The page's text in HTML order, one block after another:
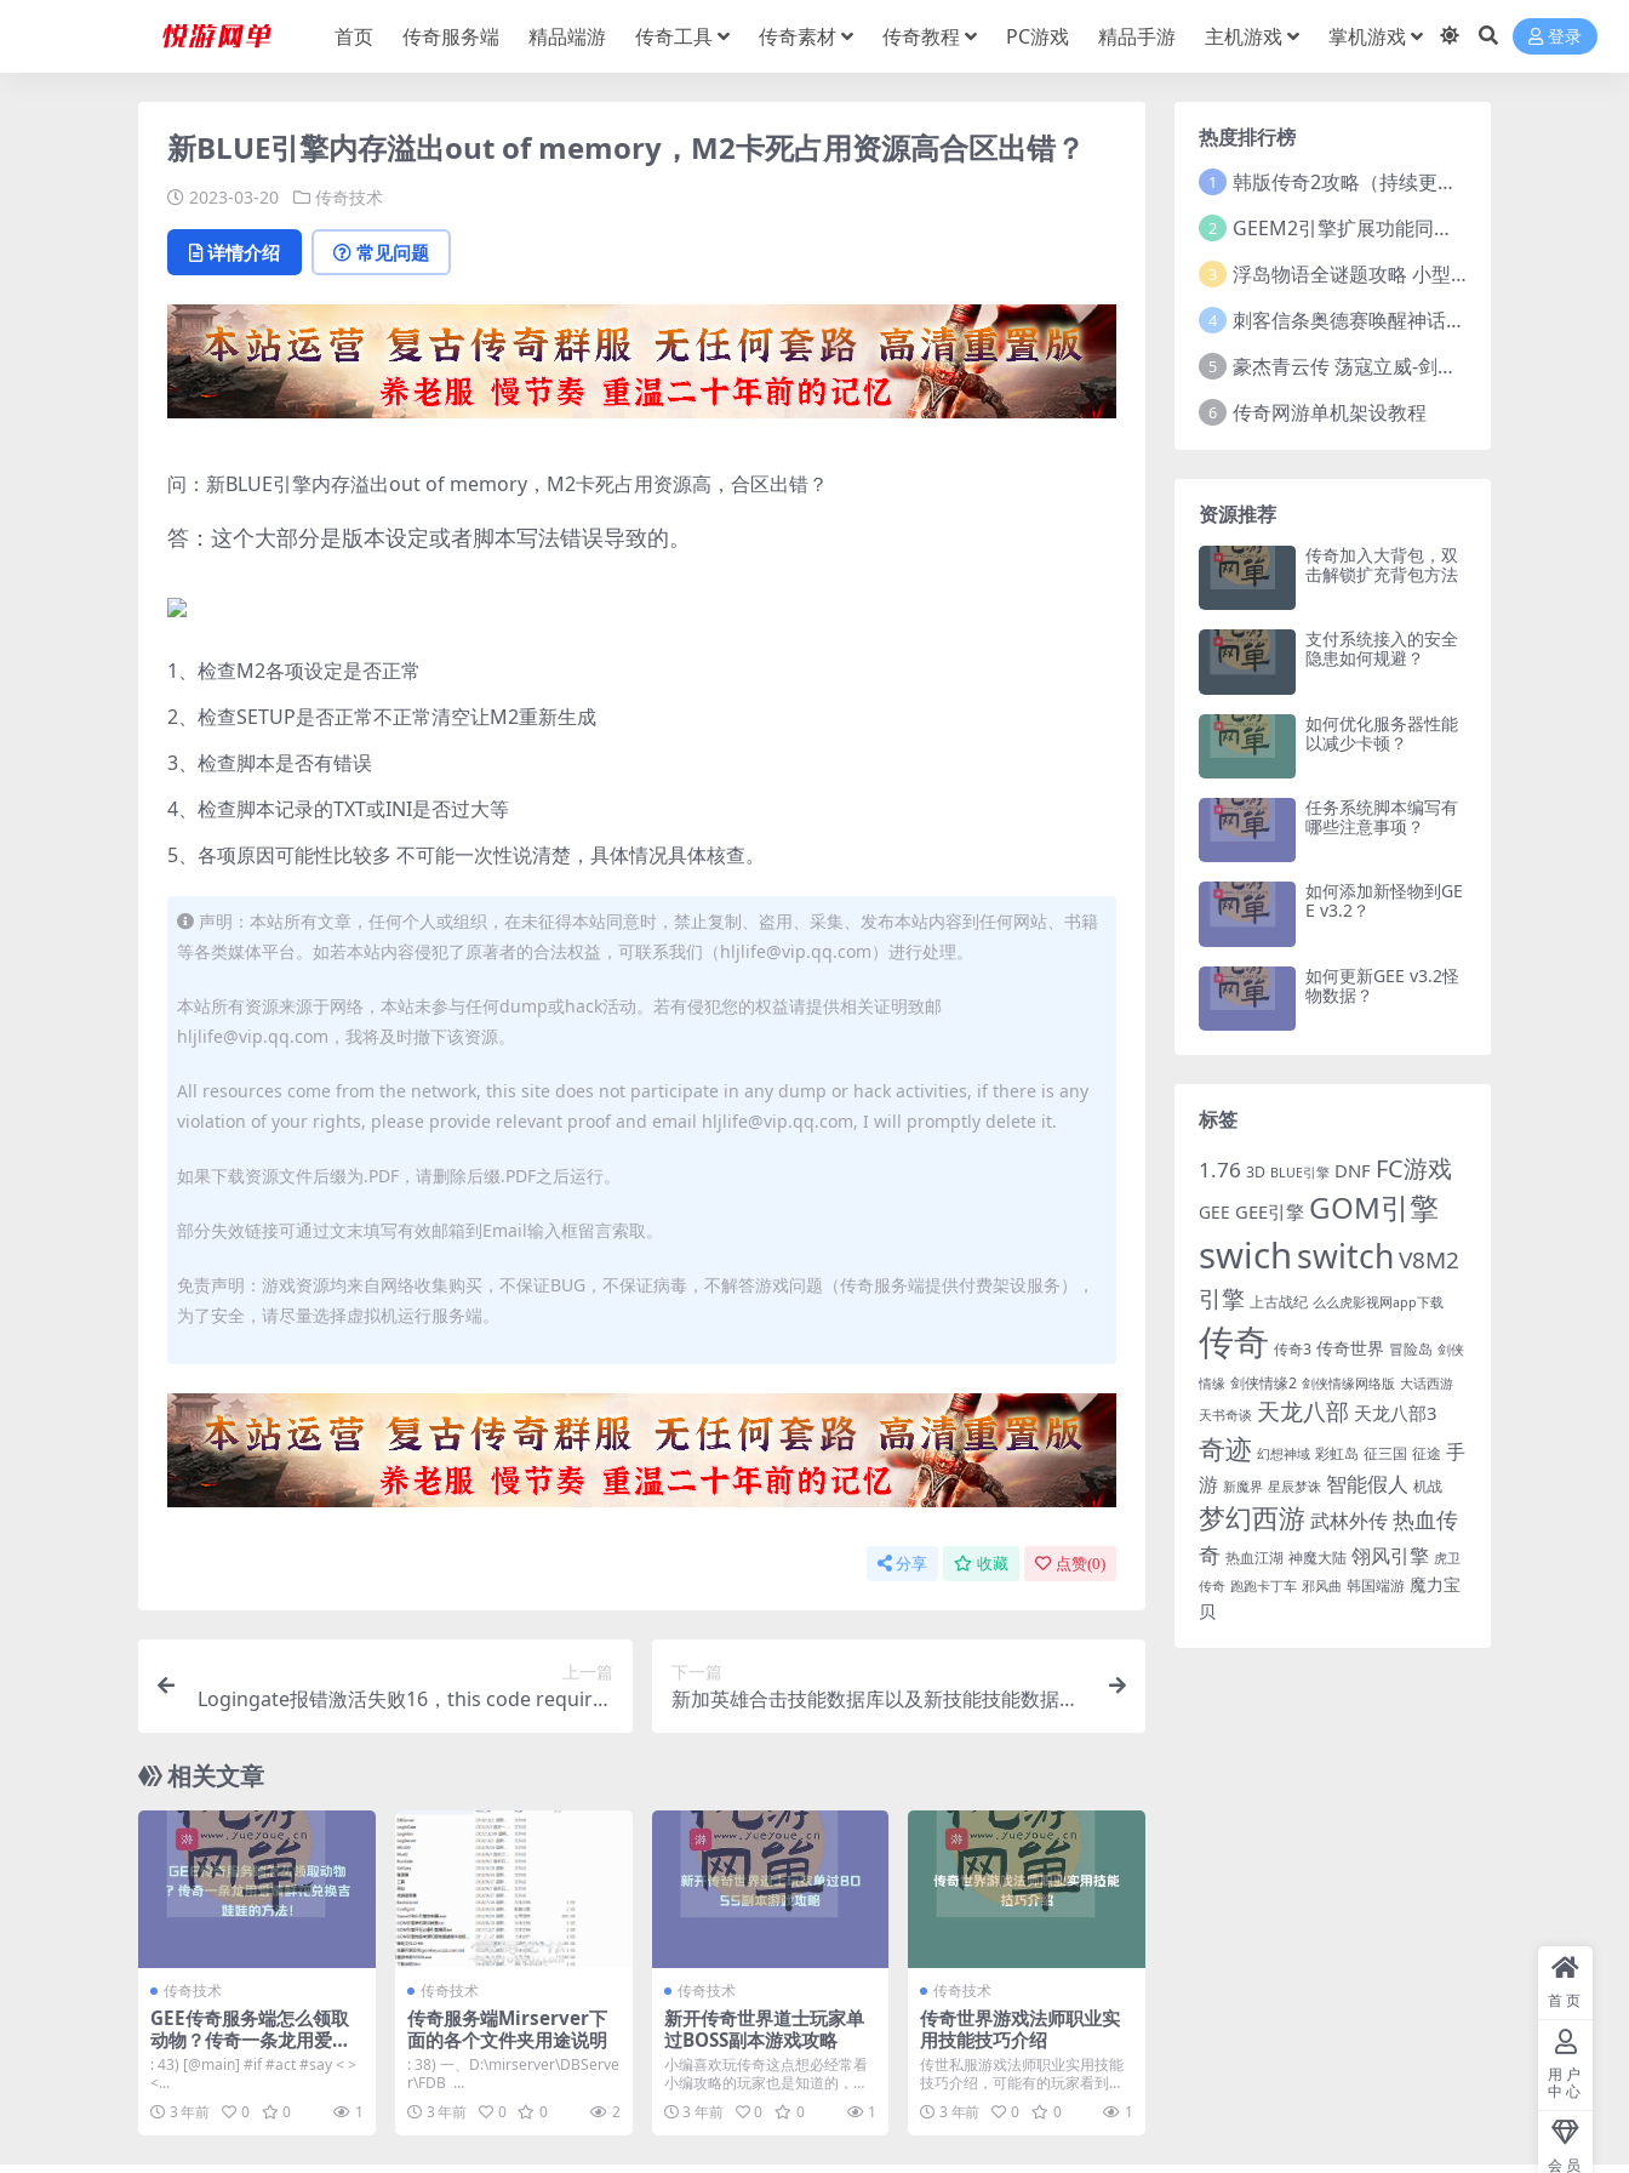
首页 传奇服务端 精品端游 传奇工具 传奇素材 传奇教程 PC游戏 精品手游 主机游戏 掌机游戏 登录
新BLUE引擎内存溢出out of memory，M2卡死占用资源高合区出错？
2023-03-20 传奇技术
详情介绍 常见问题
问：新BLUE引擎内存溢出out of memory，M2卡死占用资源高，合区出错？
答：这个大部分是版本设定或者脚本写法错误导致的。
1、检查M2各项设定是否正常
2、检查SETUP是否正常不正常清空让M2重新生成
3、检查脚本是否有错误
4、检查脚本记录的TXT或INI是否过大等
5、各项原因可能性比较多 不可能一次性说清楚，具体情况具体核查。
声明：本站所有文章，任何个人或组织，在未征得本站同意时，禁止复制、盗用、采集、发布本站内容到任何网站、书籍
等各类媒体平台。如若本站内容侵犯了原著者的合法权益，可联系我们（hljlife@vip.qq.com）进行处理。
本站所有资源来源于网络，本站未参与任何dump或hack活动。若有侵犯您的权益请提供相关证明致邮
hljlife@vip.qq.com，我将及时撤下该资源。
All resources come from the network, this site does not participate in any dump or hack activities, if there is any
violation of your rights, please provide relevant proof and email hljlife@vip.qq.com, I will promptly delete it.
如果下载资源文件后缀为.PDF，请删除后缀.PDF之后运行。
部分失效链接可通过文末填写有效邮箱到Email输入框留言索取。
免责声明：游戏资源均来自网络收集购买，不保证BUG，不保证病毒，不解答游戏问题（传奇服务端提供付费架设服务），
为了安全，请尽量选择虚拟机运行服务端。
分享 收藏 点赞(0)
上一篇
Logingate报错激活失败16，this code requires
下一篇
新加英雄合击技能数据库以及新技能技能数据库
相关文章
传奇技术
GEE传奇服务端怎么领取
动物？传奇一条龙用爱情
鲜花兑换吉娃娃的方法！
: 43) [@main] #if #act #say < >
<...
3 年前
0 0 1
传奇技术
传奇服务端Mirserver下
面的各个文件夹用途说明
: 38) 一、D:\mirserver\DBServe
r\FDB ...
3 年前
0 0 2
传奇技术
新开传奇世界道士玩家单
过BOSS副本游戏攻略
小编喜欢玩传奇这点想必经常看
小编攻略的玩家也是知道的，很
多时候小编能够为了通关一...
3 年前 0 0 1
传奇技术
传奇世界游戏法师职业实
用技能技巧介绍
传世私服游戏法师职业实用技能
技巧介绍，可能有的玩家看到小
编这篇攻略的标题之后会觉...
3 年前 0 0 1
热度排行榜
1 韩版传奇2攻略（持续更新）
2 GEEM2引擎扩展功能同步捡物、角色自动捡物
3 浮岛物语全谜题攻略 小型谜题解谜汇总
4 刺客信条奥德赛唤醒神话谜题答案 斯芬克斯主线攻略
5 豪杰青云传 荡寇立威-剑舞红尘-英雄志楼(解压即玩)
6 传奇网游单机架设教程
资源推荐
传奇加入大背包，双
击解锁扩充背包方法
支付系统接入的安全
隐患如何规避？
如何优化服务器性能
以减少卡顿？
任务系统脚本编写有
哪些注意事项？
如何添加新怪物到GE
E v3.2？
如何更新GEE v3.2怪
物数据？
标签
1.76 3D BLUE引擎 DNF FC游戏
GEE GEE引擎 GOM引擎
swichswitchV8M2
引擎 上古战纪 么么虎影视网app下载
传奇 传奇3 传奇世界 冒险岛 剑侠
情缘 剑侠情缘2 剑侠情缘网络版 大话西游
天书奇谈 天龙八部 天龙八部3
奇迹 幻想神域 彩虹岛 征三国 征途 手
游 新魔界 星辰梦诛 智能假人 机战
梦幻西游 武林外传热血传
奇 热血江湖 神魔大陆 翎风引擎 虎卫
传奇 跑跑卡丁车 邪风曲 韩国端游 魔力宝
贝
首页
用户
中心
会员